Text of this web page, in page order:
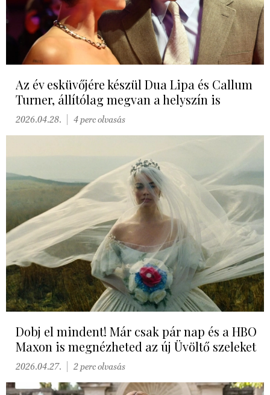
Az év esküvőjére készül Dua Lipa és Callum
Turner, állítólag megvan a helyszín is
2026.04.28. 4 perc olvasás
Dobj el mindent! Már csak pár nap és a HBO
Maxon is megnézheted az új Üvöltő szeleket
2026.04.27. 2 perc olvasás